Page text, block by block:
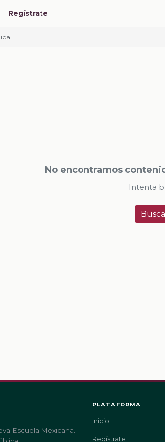
Regístrate
No encontramos
Intenta
Escuela Mexicana.
PLATAFORMA
Inicio
Regístrate